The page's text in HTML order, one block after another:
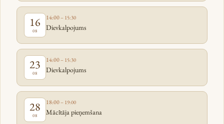
16
08
14:00– 15:30
Dievkalpojums
23
08
14:00– 15:30
Dievkalpojums
28
08
18:00– 19:00
Mācītāja pieņemšana